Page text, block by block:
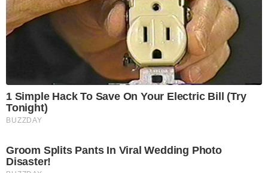
1 Simple Hack To Save On Your Electric Bill (Try
Tonight)
BUZZDAY
Groom Splits Pants In Viral Wedding Photo
Disaster!